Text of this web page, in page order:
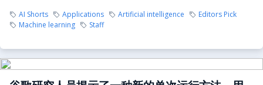
AI Shorts Applications Artificial intelligence
Editors Pick
Machine learning
Staff